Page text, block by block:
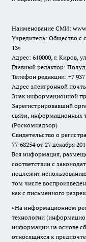
Наименование СМИ:
Учредитель: Общество с
13»
Адрес: 610000, г. Киров,
Главный редактор:
Телефон редакции: +7 937
Адрес электронной
Знак информационной
Зарегистрировавший
связи, информационных
(Роскомнадзор)
Свидетельство о
77-68254 от 27 декабря
Вся информация,
соответствии с
подлежит
том числе
как с письменного
«На информационном
технологии
информации на основе
относящихся к